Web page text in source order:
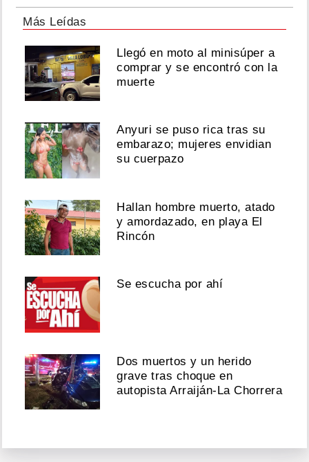
Más Leídas
Llegó en moto al minisúper a
comprar y se encontró con la
muerte
Anyuri se puso rica tras su
embarazo; mujeres envidian
su cuerpazo
Hallan hombre muerto, atado
y amordazado, en playa El
Rincón
Se escucha por ahí
Dos muertos y un herido
grave tras choque en
autopista Arraiján-La Chorrera